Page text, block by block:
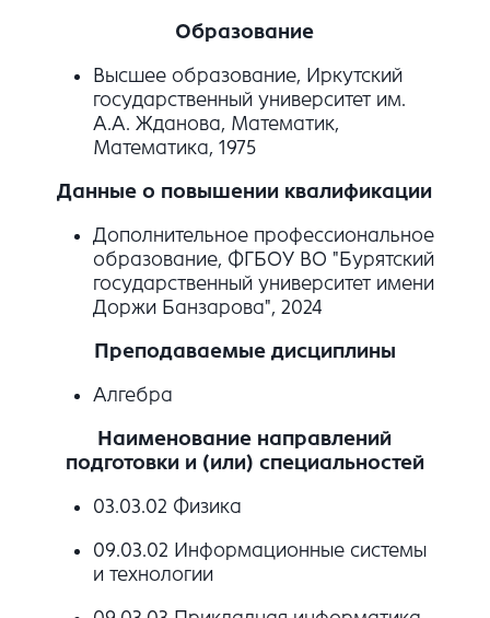
Образование
Высшее образование, Иркутский
государственный университет им.
А.А. Жданова, Математик,
Математика, 1975
Данные о повышении квалификации
Дополнительное профессиональное
образование, ФГБОУ ВО "Бурятский
государственный университет имени
Доржи Банзарова", 2024
Преподаваемые дисциплины
Алгебра
Наименование направлений
подготовки и (или) специальностей
03.03.02 Физика
09.03.02 Информационные системы
и технологии